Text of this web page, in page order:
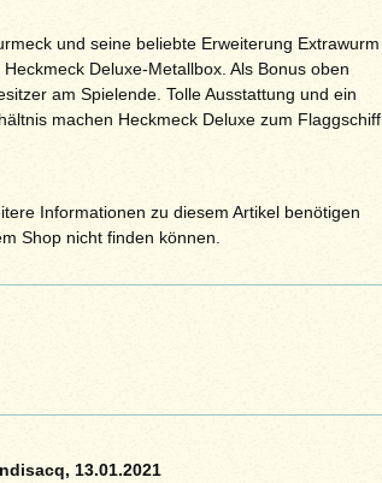
und seine beliebte Erweiterung Extrawurm
Deluxe-Metallbox. Als Bonus oben
am Spielende. Tolle Ausstattung und ein
machen Heckmeck Deluxe zum Flaggschiff
Informationen zu diesem Artikel benötigen
Shop nicht finden können.
13.01.2021